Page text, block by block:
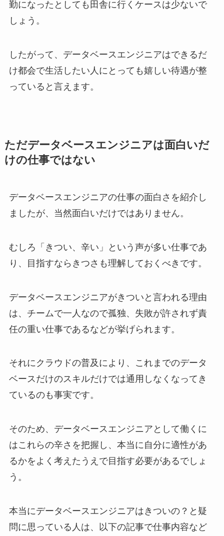
勤になったとしても田舎に行くケースは少ないで
しょう。
したがって、データベースエンジニアはできるだ
け都会で生活したい人にとっても嬉しい待遇が整
っていると言えます。
ただデータベースエンジニアは面白いだ
けの仕事ではない
データベースエンジニアの仕事の面白さを紹介し
ましたが、当然面白いだけではありません。
むしろ「きつい、辛い」という声が多い仕事であ
り、目指すならきつさも理解しておくべきです。
データベースエンジニアがきついと言われる理由
は、チームで一人なので孤独、失敗が許されず責
任の重い仕事であるなどが挙げられます。
それにクラウドの普及により、これまでのデータ
ベースだけのスキルだけでは通用しなくなってき
ているのも事実です。
そのため、データベースエンジニアとして働くに
はこれらの辛さを把握し、本当に自分に適性があ
るかをよく考えたうえで目指す必要があるでしょ
う。
本当にデータベースエンジニアはきついの？と疑
問に思っている人は、以下の記事で仕事内容など